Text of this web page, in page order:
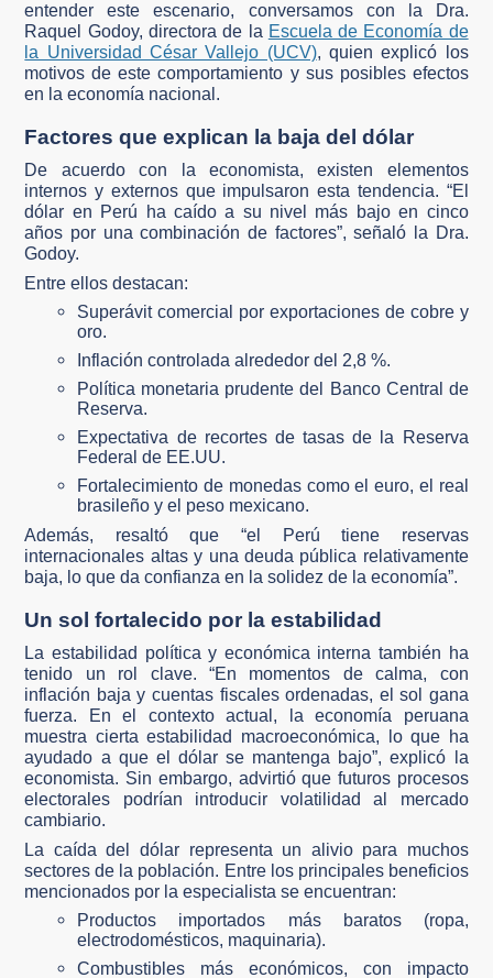
entender este escenario, conversamos con la Dra.
Raquel Godoy, directora de la Escuela de Economía de
la Universidad César Vallejo (UCV), quien explicó los
motivos de este comportamiento y sus posibles efectos
en la economía nacional.
Factores que explican la baja del dólar
De acuerdo con la economista, existen elementos
internos y externos que impulsaron esta tendencia. “El
dólar en Perú ha caído a su nivel más bajo en cinco
años por una combinación de factores”, señaló la Dra.
Godoy.
Entre ellos destacan:
Superávit comercial por exportaciones de cobre y
oro.
Inflación controlada alrededor del 2,8 %.
Política monetaria prudente del Banco Central de
Reserva.
Expectativa de recortes de tasas de la Reserva
Federal de EE.UU.
Fortalecimiento de monedas como el euro, el real
brasileño y el peso mexicano.
Además, resaltó que “el Perú tiene reservas
internacionales altas y una deuda pública relativamente
baja, lo que da confianza en la solidez de la economía”.
Un sol fortalecido por la estabilidad
La estabilidad política y económica interna también ha
tenido un rol clave. “En momentos de calma, con
inflación baja y cuentas fiscales ordenadas, el sol gana
fuerza. En el contexto actual, la economía peruana
muestra cierta estabilidad macroeconómica, lo que ha
ayudado a que el dólar se mantenga bajo”, explicó la
economista. Sin embargo, advirtió que futuros procesos
electorales podrían introducir volatilidad al mercado
cambiario.
La caída del dólar representa un alivio para muchos
sectores de la población. Entre los principales beneficios
mencionados por la especialista se encuentran:
Productos importados más baratos (ropa,
electrodomésticos, maquinaria).
Combustibles más económicos, con impacto